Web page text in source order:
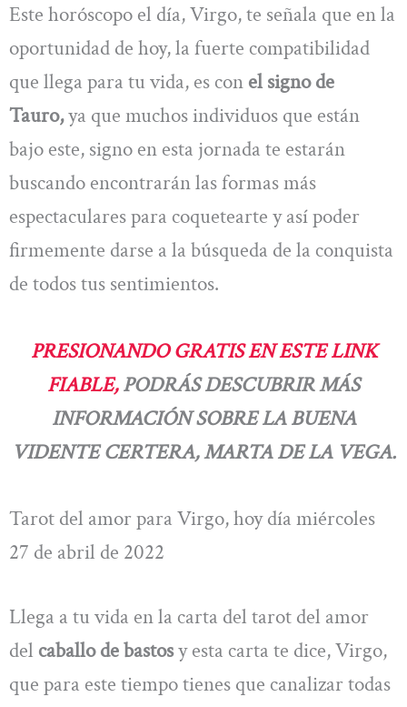
Este horóscopo el día, Virgo, te señala que en la
oportunidad de hoy, la fuerte compatibilidad
que llega para tu vida, es con el signo de
Tauro,ya que muchos individuos que están
bajo este, signo en esta jornada te estarán
buscando encontrarán las formas más
espectaculares para coquetearte y así poder
firmemente darse a la búsqueda de la conquista
de todos tus sentimientos.
PRESIONANDO GRATIS EN ESTE LINK
FIABLE,PODRÁS DESCUBRIR MÁS
INFORMACIÓN SOBRE LA BUENA
VIDENTE CERTERA, MARTA DE LA VEGA.
Tarot del amor para Virgo, hoy día miércoles
27 de abril de 2022
Llega a tu vida en la carta del tarot del amor
del caballo de bastosy esta carta te dice, Virgo,
que para este tiempo tienes que canalizar todas